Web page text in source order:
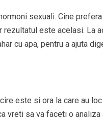
sexuali. Cine
este acelasi. La
cu apa, pentru a ajuta
este si ora la care au
vreti sa va faceti o analiza